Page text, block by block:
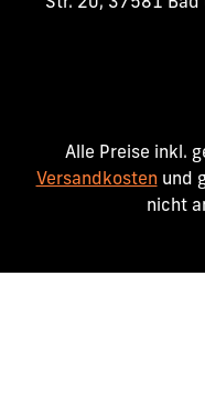
Alle Preise inkl.
Versandkosten und
nicht